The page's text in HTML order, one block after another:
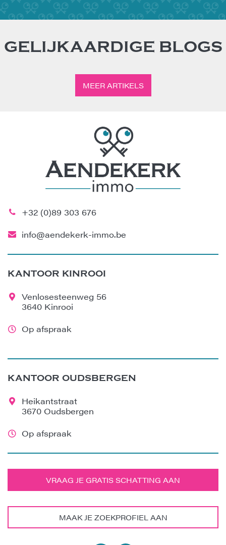
GELIJKAARDIGE BLOGS
MEER ARTIKELS
+32 (0)89 303 676
info@aendekerk-immo.be
KANTOOR KINROOI
Venlosesteenweg 56
3640 Kinrooi
Op afspraak
KANTOOR OUDSBERGEN
Heikantstraat
3670 Oudsbergen
Op afspraak
VRAAG JE GRATIS SCHATTING AAN
MAAK JE ZOEKPROFIEL AAN